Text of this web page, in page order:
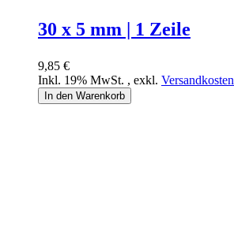
30 x 5 mm | 1 Zeile
9,85 €
Inkl. 19% MwSt. , exkl. Versandkosten
In den Warenkorb